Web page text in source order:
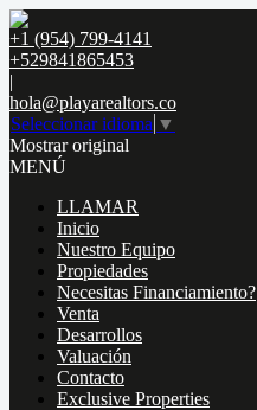
+1 (954) 799-4141
+529841865453
|
hola@playarealtors.co
Seleccionar idioma ▼
Mostrar original
MENÚ
LLAMAR
Inicio
Nuestro Equipo
Propiedades
Necesitas Financiamiento?
Venta
Desarrollos
Valuación
Contacto
Exclusive Properties